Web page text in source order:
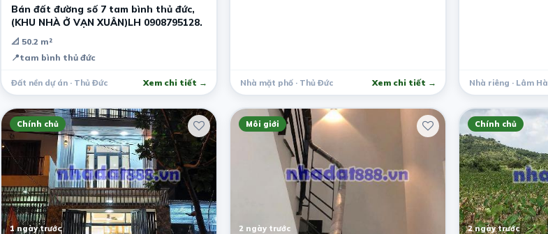
Bán đất đường số 7 tam bình thủ đức,
(KHU NHÀ Ở VẠN XUÂN)LH 0908795128.
📐 50.2 m²
📍tam bình thủ đức
Đất nền dự án · Thủ Đức Xem chi tiết → Nhà mặt phố · Thủ Đức Xem chi tiết → Nhà riêng · Lâm Hà
Chính chủ
1 ngày trước
Môi giới
2 ngày trước
Chính chủ
2 ngày trước